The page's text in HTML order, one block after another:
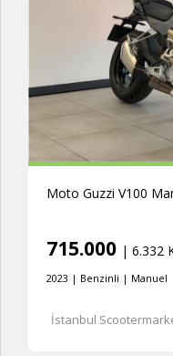
Moto Guzzi V100
715.000 | 6.332
2023 | Benzinli | Manuel
İstanbul